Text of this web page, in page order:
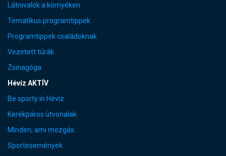
Látnivalók a környéken
Tematikus programtippek
Programtippek családoknak
Vezetett túrák
Zsinagóga
Hévíz AKTÍV
Be sporty in Hévíz
Kerékpáros útvonalak
Minden, ami mozgás
Sportesemények